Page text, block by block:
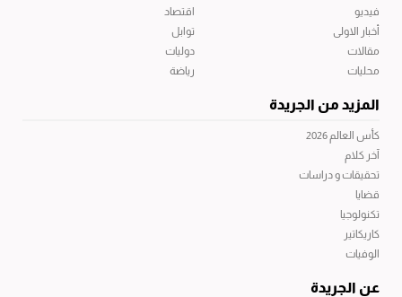
فيديو
أخبار الاولى
مقالات
محليات
اقتصاد
توابل
دوليات
رياضة
المزيد من الجريدة
كأس العالم 2026
آخر كلام
تحقيقات و دراسات
قضايا
تكنولوجيا
كاريكاتير
الوفيات
عن الجريدة